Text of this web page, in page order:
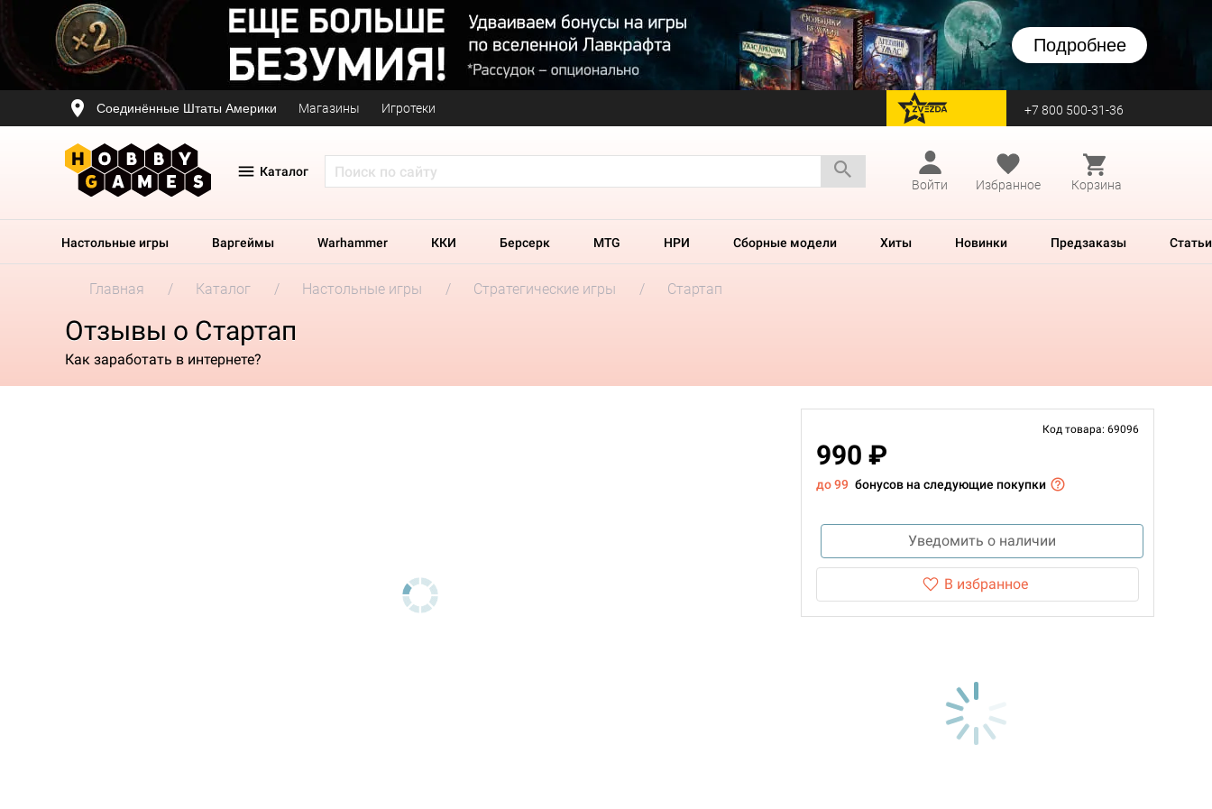
Подробнее
Соединённые Штаты Америки Магазины Игротеки перейти на Zvezda +7 800 500-31-36
Каталог
Войти
Избранное Корзина
Настольные игры Варгеймы Warhammer ККИ Берсерк MTG НРИ Сборные модели Хиты Новинки Предзаказы Статьи
Главная Каталог Настольные игры Стратегические игры Стартап
Отзывы о Стартап
Как заработать в интернете?
Код товара: 69096
990 ₽
до 99 бонусов на следующие покупки
Уведомить о наличии
В избранное